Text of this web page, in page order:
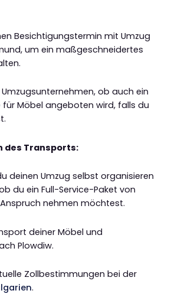
Besichtigungstermin mit Umzug
um ein maßgeschneidertes
ob auch ein
Möbel angeboten wird, falls du
des Transports:
deinen Umzug selbst organisieren
du ein Full-Service-Paket von
nehmen möchtest.
deiner Möbel und
Plowdiw.
Zollbestimmungen bei der
.